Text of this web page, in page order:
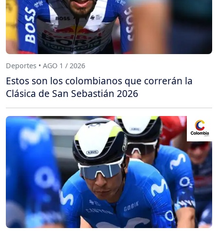
Deportes • AGO 1 / 2026
Estos son los colombianos que correrán la
Clásica de San Sebastián 2026